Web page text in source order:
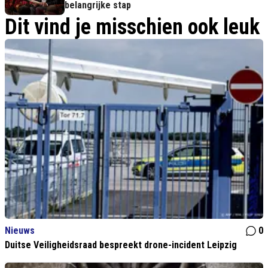
belangrijke stap
Dit vind je misschien ook leuk
Nieuws
0
Duitse Veiligheidsraad bespreekt drone-incident Leipzig